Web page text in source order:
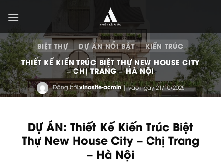
qua
dung
BIỆT THỰ DỰ ÁN NỔI BẬT KIẾN TRÚC
THIẾT KẾ KIẾN TRÚC BIỆT THỰ NEW HOUSE CITY
– CHỊ TRANG – HÀ NỘI
Đăng bởivinasite-admin| vào ngày 21/10/2025
DỰ ÁN: Thiết Kế Kiến Trúc Biệt
Thự New House City – Chị Trang
– Hà Nội